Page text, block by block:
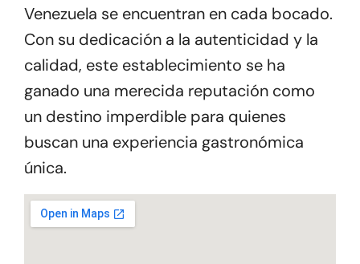
Venezuela se encuentran en cada bocado.
Con su dedicación a la autenticidad y la
calidad, este establecimiento se ha
ganado una merecida reputación como
un destino imperdible para quienes
buscan una experiencia gastronómica
única.